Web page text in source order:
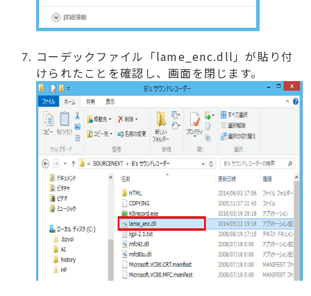
コーデックファイル「lame_enc.dll」が貼り付
けられたことを確認し、画面を閉じます。